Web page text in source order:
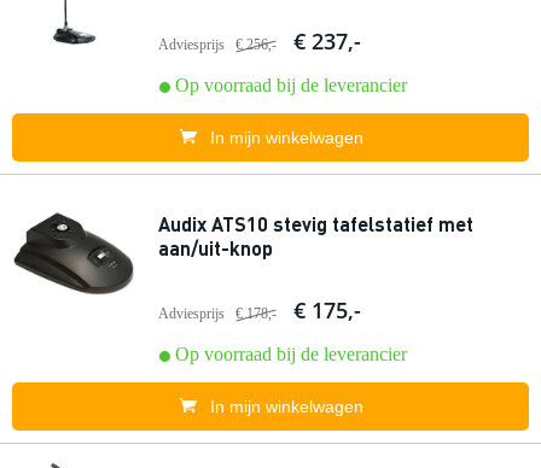
Adviesprijs € 256,- € 237,-
Op voorraad bij de leverancier
In mijn winkelwagen
Audix ATS10 stevig tafelstatief met
aan/uit-knop
Adviesprijs € 178,- € 175,-
Op voorraad bij de leverancier
In mijn winkelwagen